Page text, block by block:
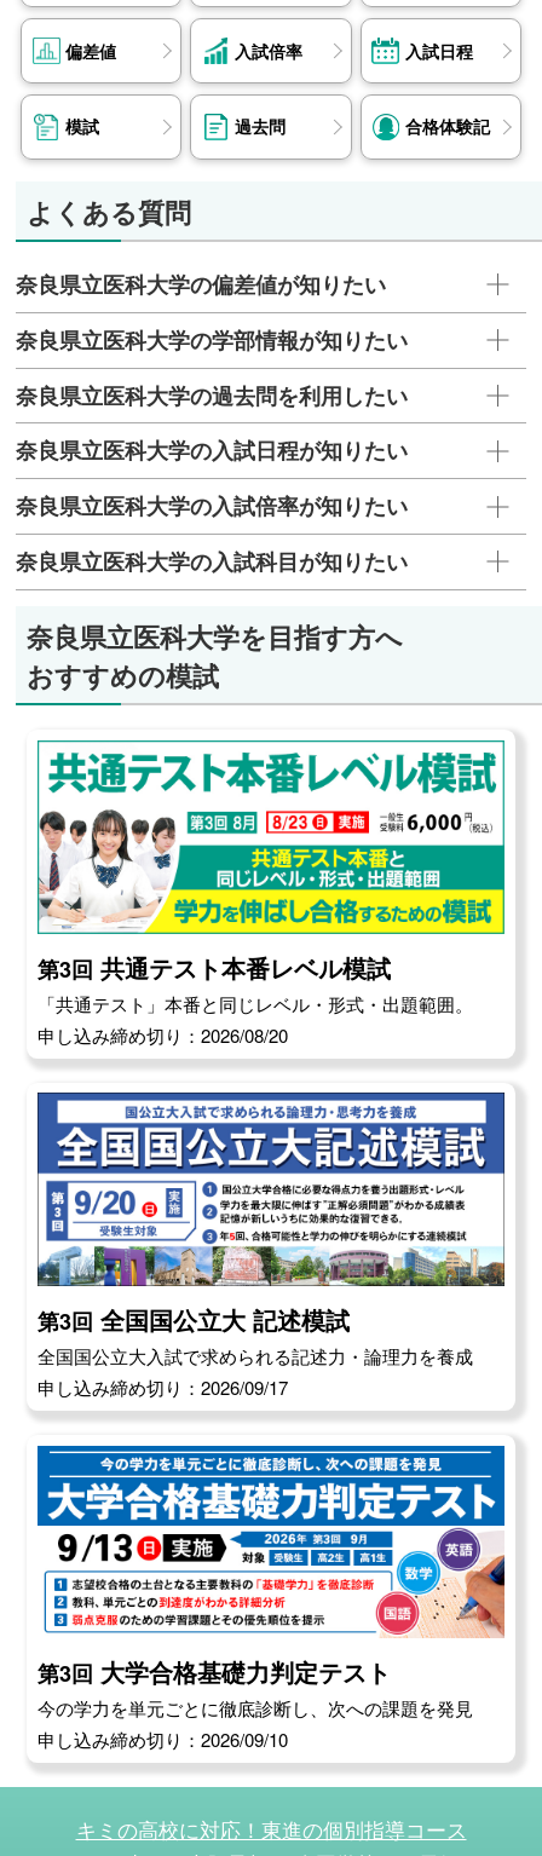
偏差値 入試倍率 入試日程
模試 過去問 合格体験記
よくある質問
奈良県立医科大学の偏差値が知りたい
奈良県立医科大学の学部情報が知りたい
奈良県立医科大学の過去問を利用したい
奈良県立医科大学の入試日程が知りたい
奈良県立医科大学の入試倍率が知りたい
奈良県立医科大学の入試科目が知りたい
奈良県立医科大学を目指す方へ
おすすめの模試
第3回 共通テスト本番レベル模試
「共通テスト」本番と同じレベル・形式・出題範囲。
申し込み締め切り：2026/08/20
第3回 全国国公立大 記述模試
全国国公立大入試で求められる記述力・論理力を養成
申し込み締め切り：2026/09/17
第3回 大学合格基礎力判定テスト
今の学力を単元ごとに徹底診断し、次への課題を発見
申し込み締め切り：2026/09/10
キミの高校に対応！東進の個別指導コース